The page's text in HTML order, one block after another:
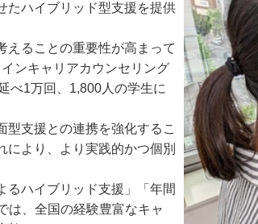
たハイブリッド型支援を提供
ることの重要性が高まって
ンキャリアカウンセリング
べ1万回、1,800人の学生に
支援との連携を強化するこ
により、より実践的かつ個別
ハイブリッド支援」「年間
は、全国の経験豊富なキャ